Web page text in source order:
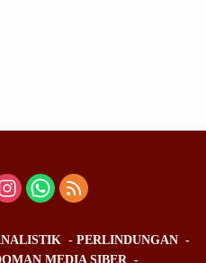
PERLINDUNGAN
MEDIA SIBER